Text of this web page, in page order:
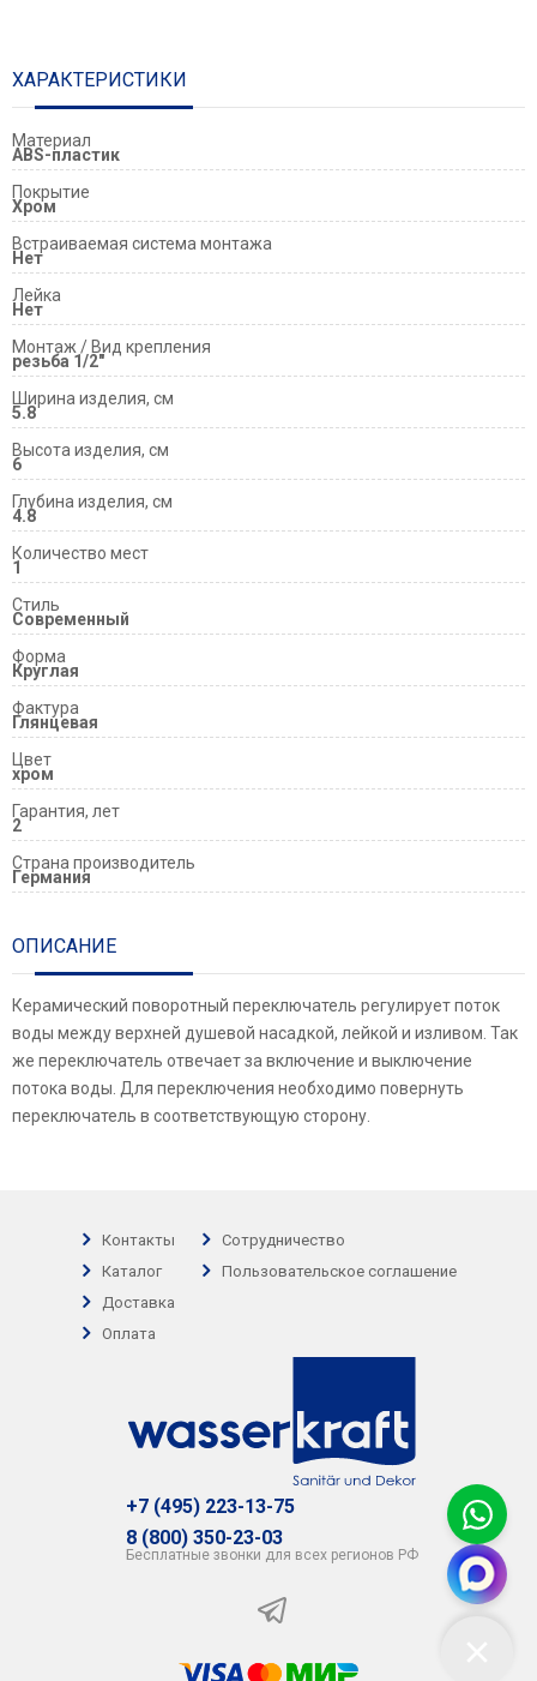
ХАРАКТЕРИСТИКИ
Материал
ABS-пластик
Покрытие
Хром
Встраиваемая система монтажа
Нет
Лейка
Нет
Монтаж / Вид крепления
резьба 1/2"
Ширина изделия, см
5.8
Высота изделия, см
6
Глубина изделия, см
4.8
Количество мест
1
Стиль
Современный
Форма
Круглая
Фактура
Глянцевая
Цвет
хром
Гарантия, лет
2
Страна производитель
Германия
ОПИСАНИЕ
Керамический поворотный переключатель регулирует поток
воды между верхней душевой насадкой, лейкой и изливом. Так
же переключатель отвечает за включение и выключение
потока воды. Для переключения необходимо повернуть
переключатель в соответствующую сторону.
Контакты
Каталог
Доставка
Оплата
Сотрудничество
Пользовательское соглашение
+7 (495) 223-13-75
8 (800) 350-23-03
Бесплатные звонки для всех регионов РФ